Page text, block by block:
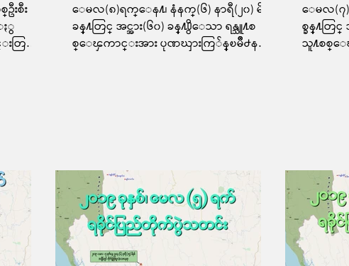
ဦးစီး
ႏွ
တြ
ေမလ(၈)ရက္ေန႔၊ နံနက္(၆) နာရီ(၂၀) မိနစ္
ခန္႔တြင္ အင္အား(၆၀) ခန္႔႐ွိေသာ ရန္သူ႔စ
စ္ေၾကာင္းအား ပုဏၰားကြ်န္ၿမိဳ႕နယ္
ေမလ(၇)
စ္ခန္႔တြ
သူ႔စစ္